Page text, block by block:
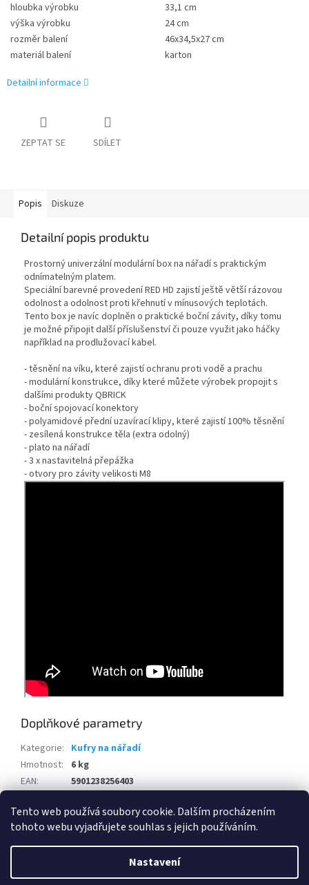
Tento web používá soubory cookie. Dalším procházením
tohoto webu vyjadřujete souhlas s jejich používáním.
Nastavení
hloubka výrobku
33,1 cm
výška výrobku
24 cm
rozměr balení
46x34,5x27 cm
materiál balení
karton
Detailní informace
ZEPTAT SE SDÍLET
Popis Diskuze
Detailní popis produktu
Prostorný univerzální modulární box na nářadí s praktickým
odnímatelným platem.
Speciální barevné provedení RED HD zajistí ještě větší rázovou
odolnost a odolnost proti křehnutí v mínusových teplotách.
Tento box je navíc doplněn o praktické boční závity, díky tomu
je možné připojit další příslušenství či pouze využit jako háčky
například na prodlužovací kabel.
- těsnění na víku, které zajistí ochranu proti vodě a prachu
- modulární konstrukce, díky které můžete výrobek propojit s
dalšími produkty QBRICK
- boční spojovací konektory
- polyamidové přední uzavírací klipy, které zajistí 100% těsnění
- zesílená konstrukce těla (extra odolný)
- plato na nářadí
- 3 x nastavitelná přepážka
- otvory pro závity velikosti M8
Doplňkové parametry
Kategorie: Kufry na nářadí
Hmotnost:
6 kg
EAN:
5901238256403
Vytvořil Shoptet